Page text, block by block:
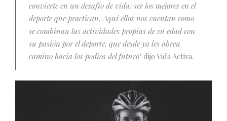
convierte en un desafío de vida: ser los mejores en el
deporte que practican. Aquí ellos nos cuentan como
se combinan las actividades propias de su edad con
su pasión por el deporte, que desde ya les abren
camino hacia los podios del futuro" dijo Vida Activa.